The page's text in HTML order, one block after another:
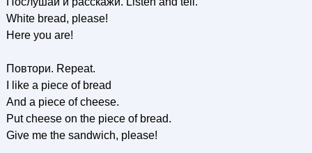
White bread, please!
Here you are!
Повтори. Repeat.
I like a piece of bread
And a piece of cheese.
Put cheese on the piece of bread.
Give me the sandwich, please!